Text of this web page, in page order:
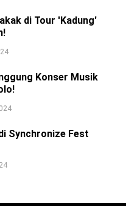
di Tour 'Kadung'
Konser Musik
Synchronize Fest